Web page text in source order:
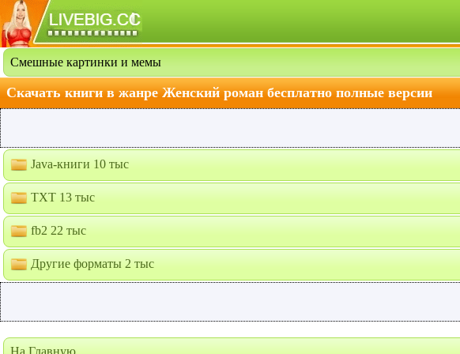
Смешные картинки и мемы
Скачать книги в жанре Женский роман бесплатно полные версии
Java-книги 10 тыс
TXT 13 тыс
fb2 22 тыс
Другие форматы 2 тыс
На Главную